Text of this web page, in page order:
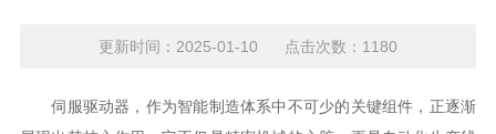
更新时间：2025-01-10 点击次数：1180
伺服驱动器，作为智能制造体系中不可少的关键组件，正逐渐